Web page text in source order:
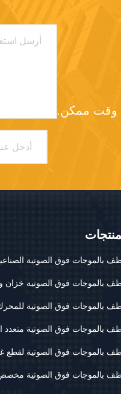
وقت ممكن.
​​بالموجات فوق الصوتية
​​بالموجات فوق الصوتية خزان
​​بالموجات فوق الصوتية
​​بالموجات فوق الصوتية متعدد
​​بالموجات فوق الصوتية لقطع
​​بالموجات فوق الصوتية